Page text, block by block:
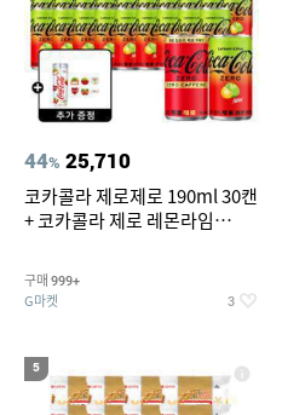
44% 25,710
코카콜라 제로제로 190ml 30캔
+ 코카콜라 제로 레몬라임
티커 세트
구매 999+
G마켓 3
5